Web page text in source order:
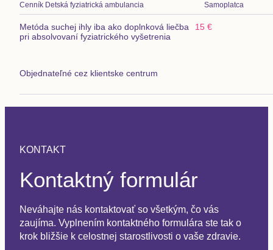
Cenník Detská fyziatrická ambulancia Samoplatca
Metóda suchej ihly iba ako doplnková liečba
pri absolvovaní fyziatrického vyšetrenia
Objednateľné cez klientske centrum
15 €
KONTAKT
Kontaktný formulár
Neváhajte nás kontaktovať so všetkým, čo vás
zaujíma. Vyplnením kontaktného formulára ste tak o
krok bližšie k celostnej starostlivosti o vaše zdravie.